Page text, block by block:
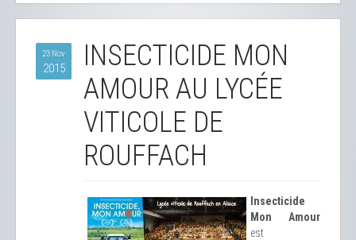
23 Nov
2015
INSECTICIDE MON
AMOUR AU LYCÉE
VITICOLE DE
ROUFFACH
Insecticide
Mon Amour
est